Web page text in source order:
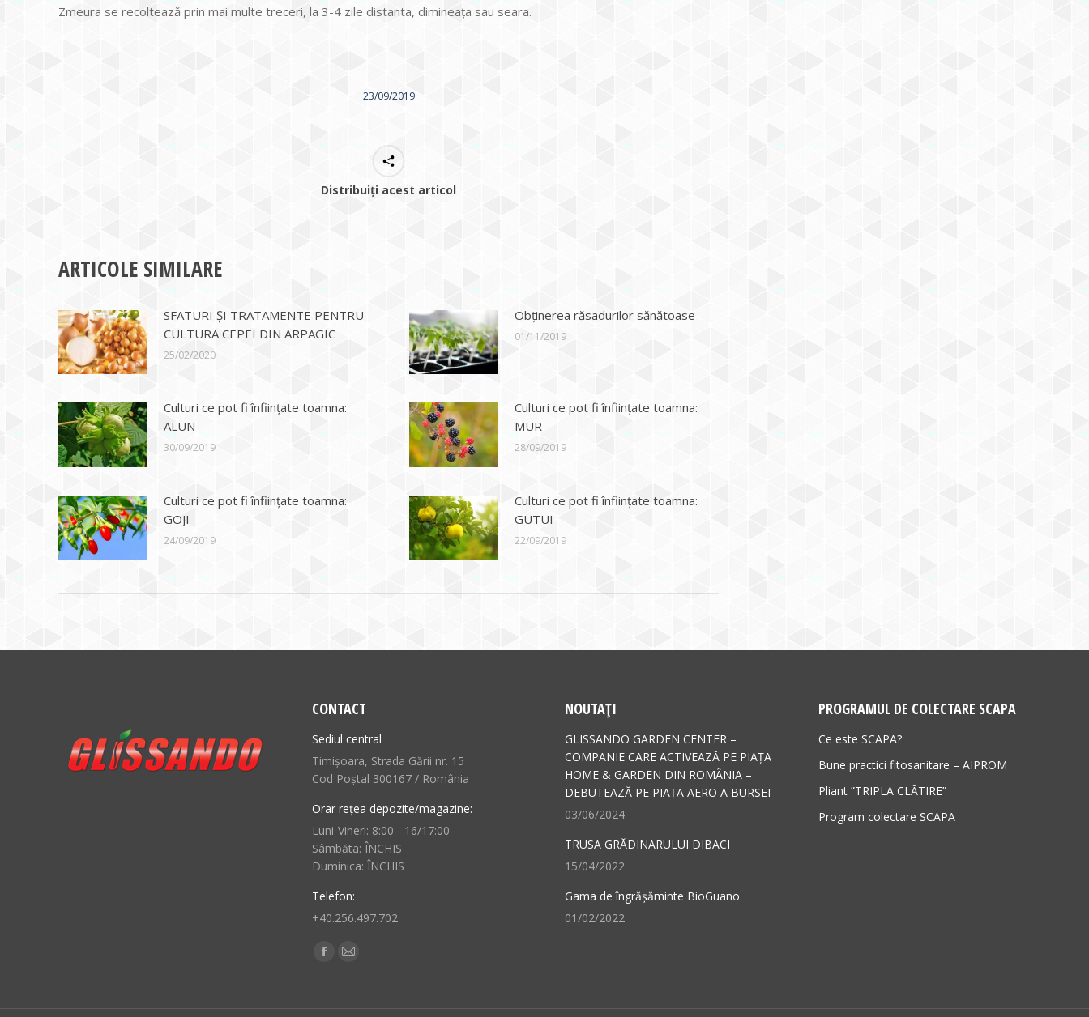
Zmeura se recoltează prin mai multe treceri, la 3-4 zile distanta, dimineața sau seara.
23/09/2019
Distribuiți acest articol
ARTICOLE SIMILARE
SFATURI ȘI TRATAMENTE PENTRU
CULTURA CEPEI DIN ARPAGIC
25/02/2020
Obținerea răsadurilor sănătoase
01/11/2019
Culturi ce pot fi înființate toamna:
ALUN
30/09/2019
Culturi ce pot fi înființate toamna:
MUR
28/09/2019
Culturi ce pot fi înființate toamna:
GOJI
24/09/2019
Culturi ce pot fi înființate toamna:
GUTUI
22/09/2019
CONTACT
Sediul central
Timișoara, Strada Gării nr. 15
Cod Poștal 300167 / România
Orar rețea depozite/magazine:
Luni-Vineri: 8:00 - 16/17:00
Sâmbăta: ÎNCHIS
Duminica: ÎNCHIS
Telefon:
+40.256.497.702
Find us on:
Facebook
Mail
NOUTAȚI
GLISSANDO GARDEN CENTER –
COMPANIE CARE ACTIVEAZĂ PE PIAȚA
HOME & GARDEN DIN ROMÂNIA –
DEBUTEAZĂ PE PIAȚA AERO A BURSEI
03/06/2024
TRUSA GRĂDINARULUI DIBACI
15/04/2022
Gama de îngrășăminte BioGuano
01/02/2022
PROGRAMUL DE COLECTARE SCAPA
Ce este SCAPA?
Bune practici fitosanitare – AIPROM
Pliant ”TRIPLA CLĂTIRE”
Program colectare SCAPA